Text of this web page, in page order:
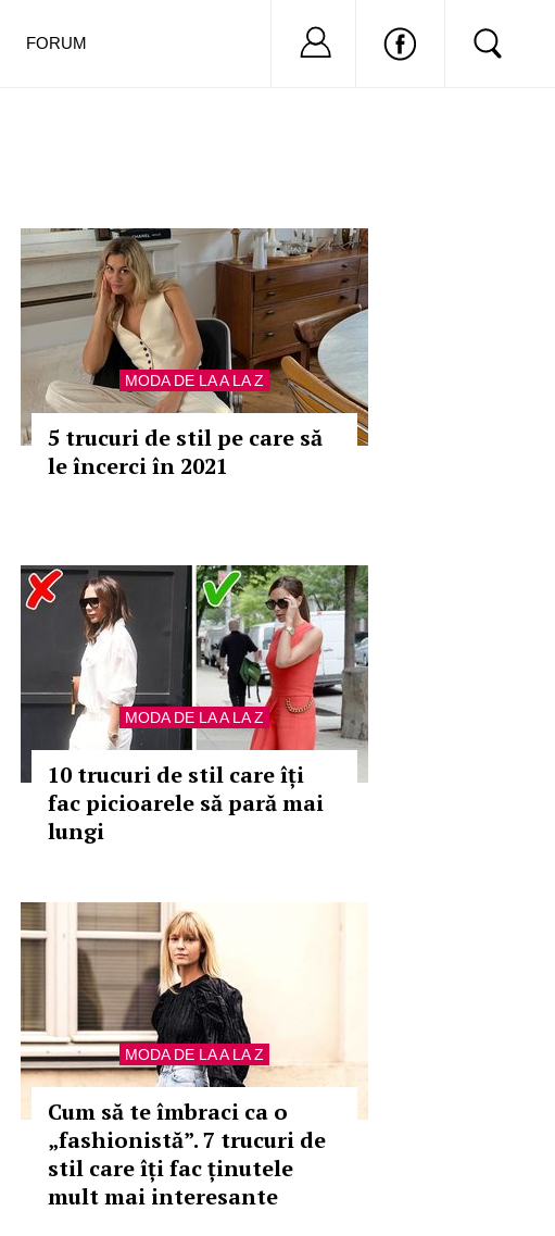
MODA DE LA A LA Z
5 trucuri de stil pe care să
le încerci în 2021
MODA DE LA A LA Z
10 trucuri de stil care îți
fac picioarele să pară mai
lungi
MODA DE LA A LA Z
Cum să te îmbraci ca o
„fashionistă”. 7 trucuri de
stil care îți fac ținutele
mult mai interesante
FORUM Nu ai cont?